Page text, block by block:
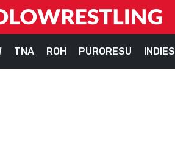
TNA ROH PURORESU INDIES